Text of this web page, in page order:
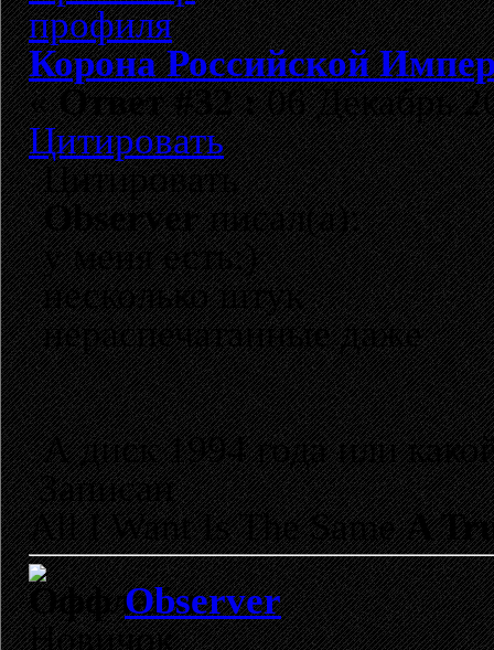
Корона Российской
«Ответ #32 :06 Декабрь
Цитировать
Цитировать
Observerписал(а):
у меня есть:)
несколько штук
нераспечатанные даже
А диск 1994 года или
Записан
All I Want Is The SameA
Observer
Новичок